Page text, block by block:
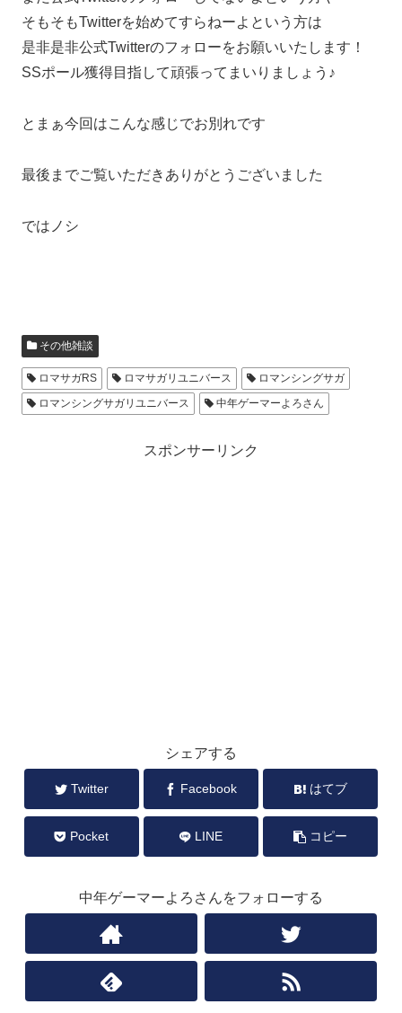
そもそもTwitterを始めてすらねーよという方は
是非是非公式Twitterのフォローをお願いいたします！
SSポール獲得目指して頑張ってまいりましょう♪
とまぁ今回はこんな感じでお別れです
最後までご覧いただきありがとうございました
ではノシ
その他雑談
ロマサガRS ロマサガリユニバース
ロマンシングサガ
ロマンシングサガリユニバース
中年ゲーマーよろさん
スポンサーリンク
シェアする
Twitter Facebook はてブ
Pocket LINE コピー
中年ゲーマーよろさんをフォローする